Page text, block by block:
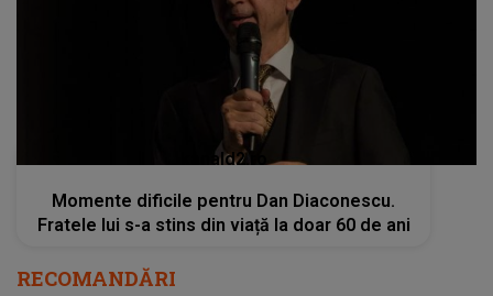
kanald2.ro
Momente dificile pentru Dan Diaconescu.
Fratele lui s-a stins din viață la doar 60 de ani
RECOMANDĂRI